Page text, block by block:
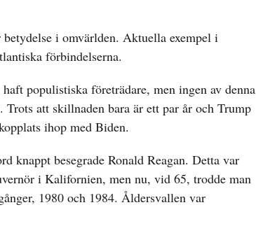
i omvärlden. Aktuella exempel i
förbindelserna.
populistiska företrädare, men ingen av denna
att skillnaden bara är ett par år och Trump
ihop med Biden.
knappt besegrade Ronald Reagan. Detta var
i Kalifornien, men nu, vid 65, trodde man
1980 och 1984. Åldersvallen var